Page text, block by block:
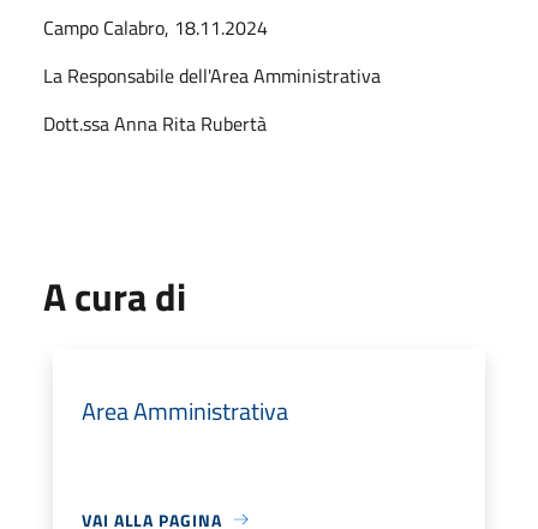
Campo Calabro, 18.11.2024
La Responsabile dell'Area Amministrativa
Dott.ssa Anna Rita Rubertà
A cura di
Area Amministrativa
VAI ALLA PAGINA